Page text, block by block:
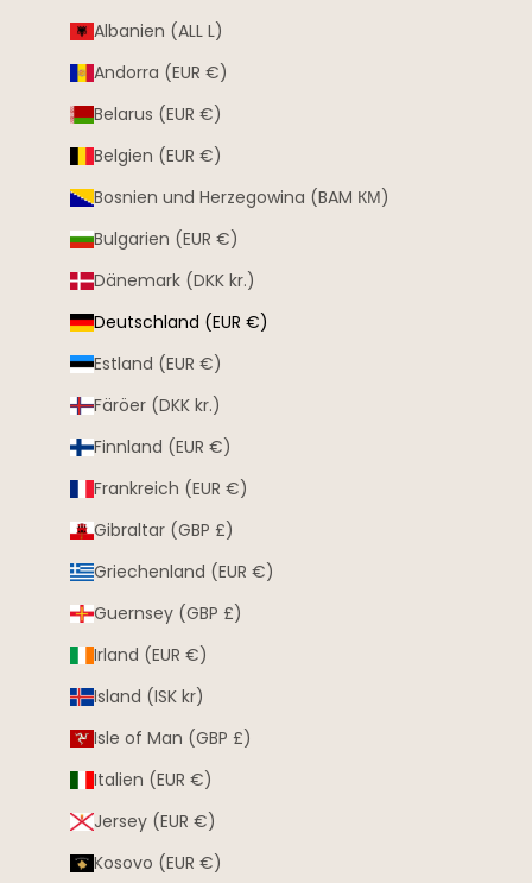
Albanien (ALL L)
Andorra (EUR €)
Belarus (EUR €)
Belgien (EUR €)
Bosnien und Herzegowina (BAM КМ)
Bulgarien (EUR €)
Dänemark (DKK kr.)
Deutschland (EUR €)
Estland (EUR €)
Färöer (DKK kr.)
Finnland (EUR €)
Frankreich (EUR €)
Gibraltar (GBP £)
Griechenland (EUR €)
Guernsey (GBP £)
Irland (EUR €)
Island (ISK kr)
Isle of Man (GBP £)
Italien (EUR €)
Jersey (EUR €)
Kosovo (EUR €)